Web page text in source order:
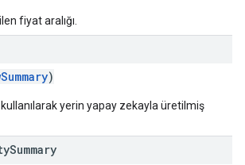
fiyat aralığı.
)
kullanılarak yerin yapay zekayla üretilmiş
Summary